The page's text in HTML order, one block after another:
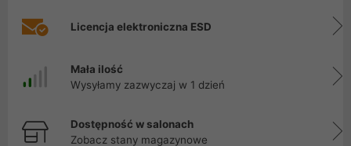
Licencja elektroniczna ESD
Mała ilość
Wysyłamy zazwyczaj w 1 dzień
Dostępność w salonach
Zobacz stany magazynowe